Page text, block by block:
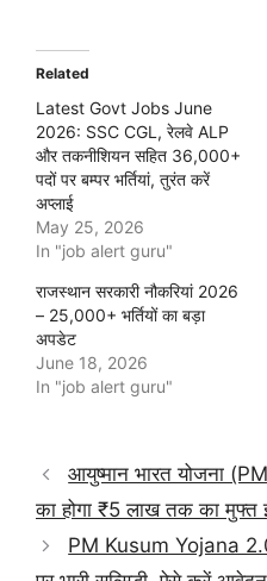
Related
Latest Govt Jobs June
2026: SSC CGL, रेलवे ALP
और तकनीशियन सहित 36,000+
पदों पर बम्पर भर्तियां, तुरंत करें
अप्लाई
May 25, 2026
In "job alert guru"
राजस्थान सरकारी नौकरियां 2026
– 25,000+ भर्तियों का बड़ा
अपडेट
June 18, 2026
In "job alert guru"
आयुष्मान भारत योजना
का होगा ₹5 लाख तक का मुफ्त
PM Kusum Yojana